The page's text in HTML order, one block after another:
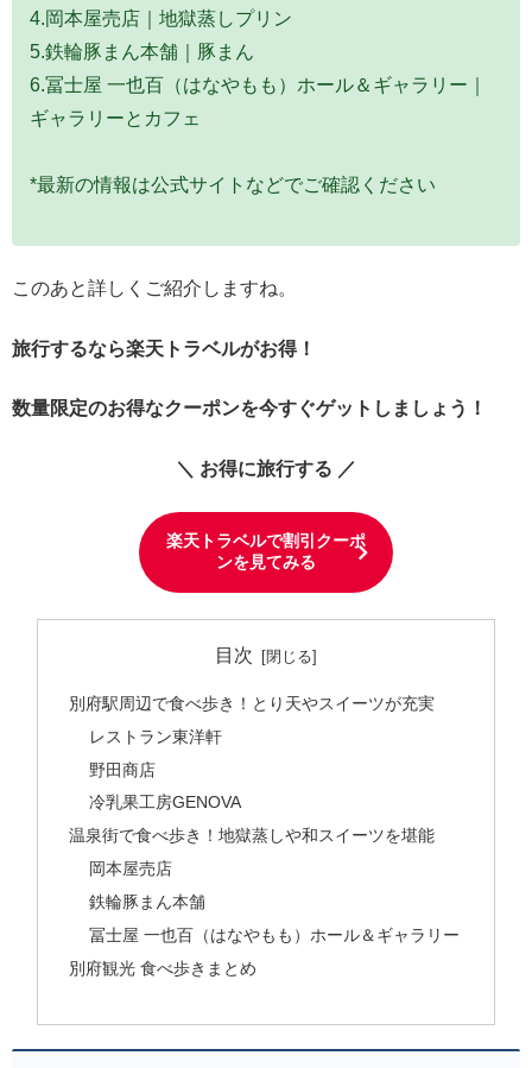
4.岡本屋売店｜地獄蒸しプリン
5.鉄輪豚まん本舗｜豚まん
6.冨士屋 一也百（はなやもも）ホール＆ギャラリー｜
ギャラリーとカフェ
*最新の情報は公式サイトなどでご確認ください
このあと詳しくご紹介しますね。
旅行するなら楽天トラベルがお得！
数量限定のお得なクーポンを今すぐゲットしましょう！
＼ お得に旅行する ／
楽天トラベルで割引クーポ
ンを見てみる
目次
別府駅周辺で食べ歩き！とり天やスイーツが充実
レストラン東洋軒
野田商店
冷乳果工房GENOVA
温泉街で食べ歩き！地獄蒸しや和スイーツを堪能
岡本屋売店
鉄輪豚まん本舗
冨士屋 一也百（はなやもも）ホール＆ギャラリー
別府観光 食べ歩きまとめ